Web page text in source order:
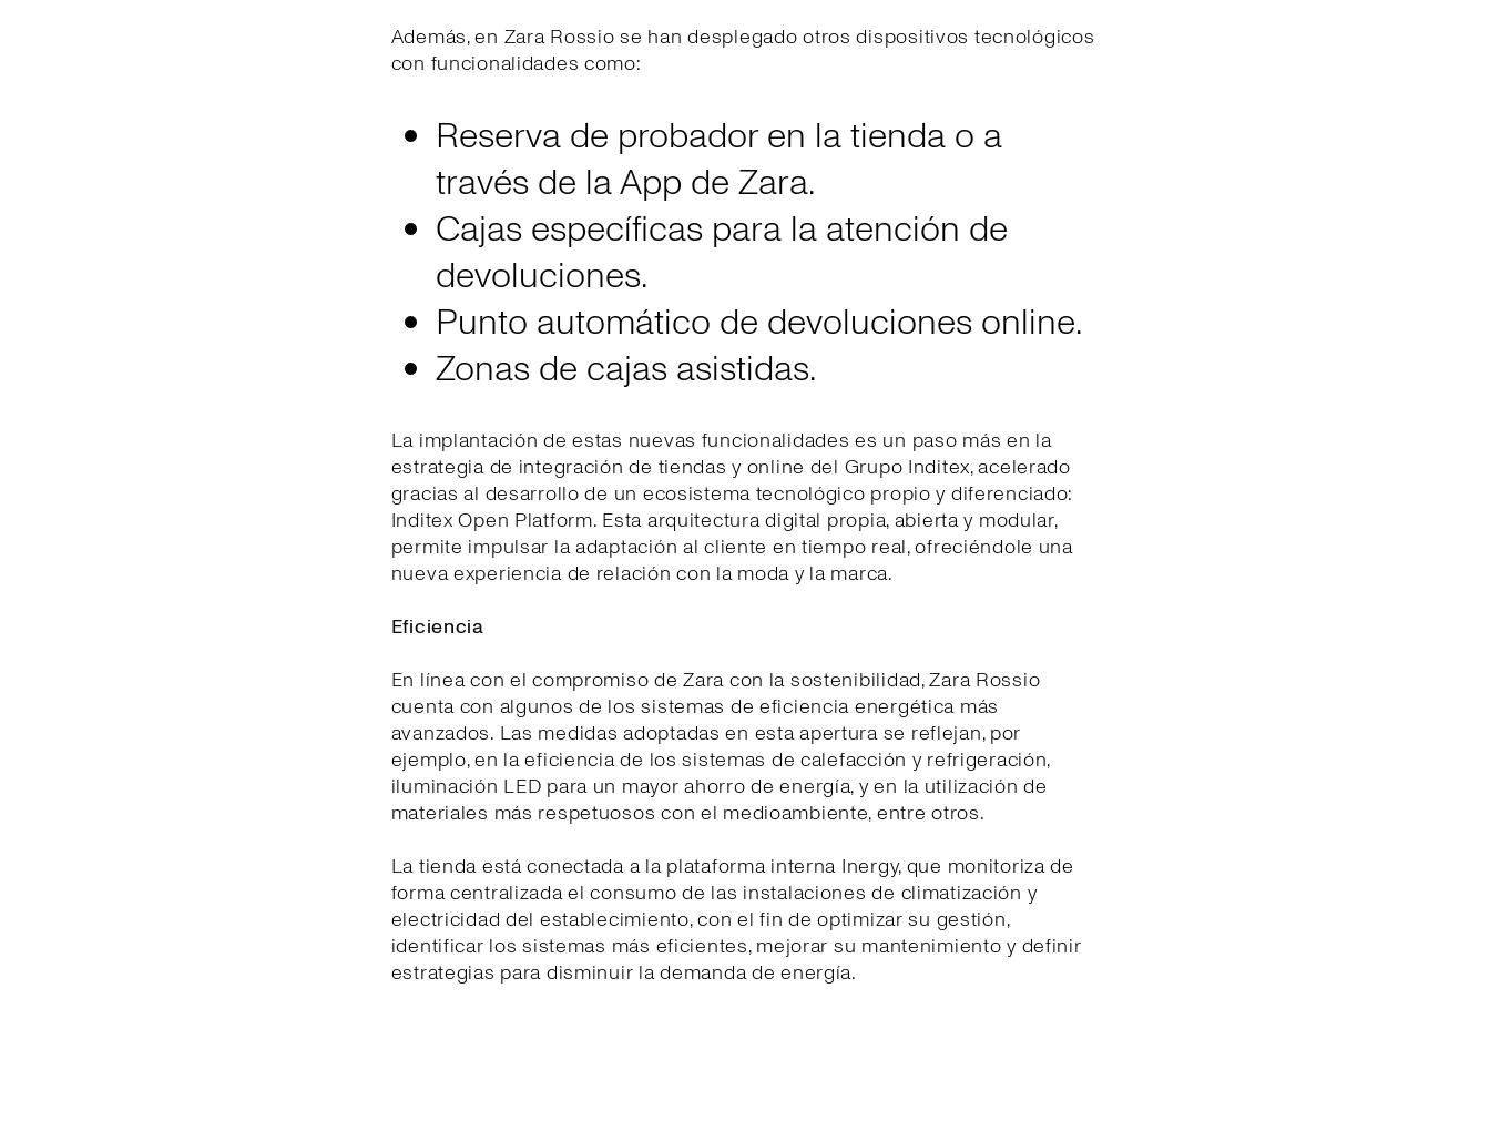
Además, en Zara Rossio se han desplegado otros dispositivos tecnológicos
con funcionalidades como:
Reserva de probador en la tienda o a
través de la App de Zara.
Cajas específicas para la atención de
devoluciones.
Punto automático de devoluciones online.
Zonas de cajas asistidas.
La implantación de estas nuevas funcionalidades es un paso más en la
estrategia de integración de tiendas y online del Grupo Inditex, acelerado
gracias al desarrollo de un ecosistema tecnológico propio y diferenciado:
Inditex Open Platform. Esta arquitectura digital propia, abierta y modular,
permite impulsar la adaptación al cliente en tiempo real, ofreciéndole una
nueva experiencia de relación con la moda y la marca.
Eficiencia
En línea con el compromiso de Zara con la sostenibilidad, Zara Rossio
cuenta con algunos de los sistemas de eficiencia energética más
avanzados. Las medidas adoptadas en esta apertura se reflejan, por
ejemplo, en la eficiencia de los sistemas de calefacción y refrigeración,
iluminación LED para un mayor ahorro de energía, y en la utilización de
materiales más respetuosos con el medioambiente, entre otros.
La tienda está conectada a la plataforma interna Inergy, que monitoriza de
forma centralizada el consumo de las instalaciones de climatización y
electricidad del establecimiento, con el fin de optimizar su gestión,
identificar los sistemas más eficientes, mejorar su mantenimiento y definir
estrategias para disminuir la demanda de energía.